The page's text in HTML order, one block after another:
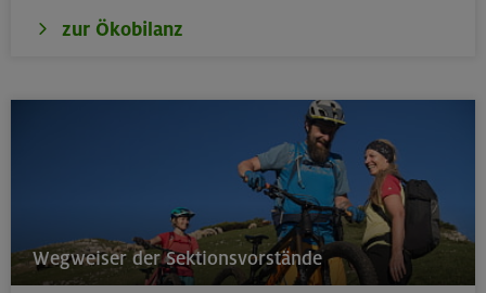
Kombikurs: Grund- und Aufbaukurs Klettern indoor (3
21.08.26
Klettertreff indoor
zur Ökobilanz
Wegweiser der Sektionsvorstände